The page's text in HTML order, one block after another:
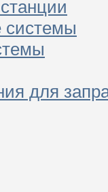
системы
для